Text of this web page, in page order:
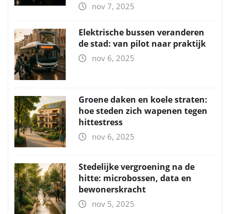
nov 7, 2025
Elektrische bussen veranderen
de stad: van pilot naar praktijk
nov 6, 2025
Groene daken en koele straten:
hoe steden zich wapenen tegen
hittestress
nov 6, 2025
Stedelijke vergroening na de
hitte: microbossen, data en
bewonerskracht
nov 5, 2025